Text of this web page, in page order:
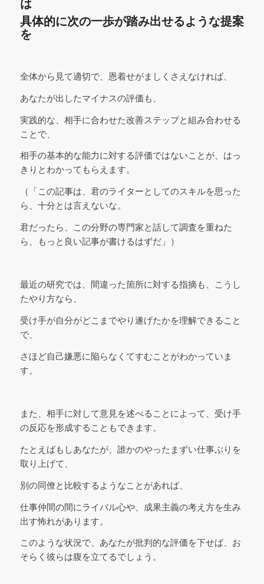
は
具体的に次の一歩が踏み出せるような提案
を
全体から見て適切で、恩着せがましくさえなければ、
あなたが出したマイナスの評価も、
実践的な、相手に合わせた改善ステップと組み合わせる
ことで、
相手の基本的な能力に対する評価ではないことが、はっ
きりとわかってもらえます。
（「この記事は、君のライターとしてのスキルを思った
ら、十分とは言えないな。
君だったら、この分野の専門家と話して調査を重ねた
ら、もっと良い記事が書けるはずだ」）
最近の研究では、間違った箇所に対する指摘も、こうし
たやり方なら、
受け手が自分がどこまでやり遂げたかを理解できること
で、
さほど自己嫌悪に陥らなくてすむことがわかっていま
す。
また、相手に対して意見を述べることによって、受け手
の反応を形成することもできます。
たとえばもしあなたが、誰かのやったまずい仕事ぶりを
取り上げて、
別の同僚と比較するようなことがあれば、
仕事仲間の間にライバル心や、成果主義の考え方を生み
出す怖れがあります。
このような状況で、あなたが批判的な評価を下せば、お
そらく彼らは腹を立てるでしょう。